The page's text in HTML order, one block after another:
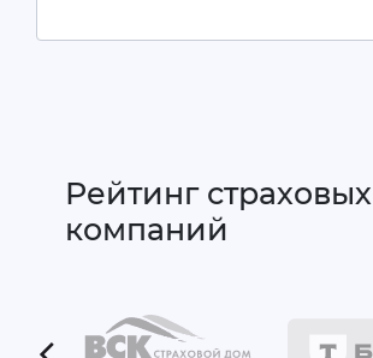
Рейтинг страховых
компаний